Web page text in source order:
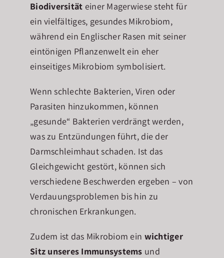
Biodiversität einer Magerwiese steht für
ein vielfältiges, gesundes Mikrobiom,
während ein Englischer Rasen mit seiner
eintönigen Pflanzenwelt ein eher
einseitiges Mikrobiom symbolisiert.
Wenn schlechte Bakterien, Viren oder
Parasiten hinzukommen, können
„gesunde“ Bakterien verdrängt werden,
was zu Entzündungen führt, die der
Darmschleimhaut schaden. Ist das
Gleichgewicht gestört, können sich
verschiedene Beschwerden ergeben – von
Verdauungsproblemen bis hin zu
chronischen Erkrankungen.
Zudem ist das Mikrobiom ein wichtiger
Sitz unseres Immunsystems und